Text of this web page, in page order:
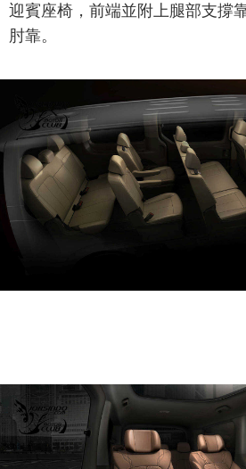
迎賓座椅，前端並附上腿部支撐
肘靠。